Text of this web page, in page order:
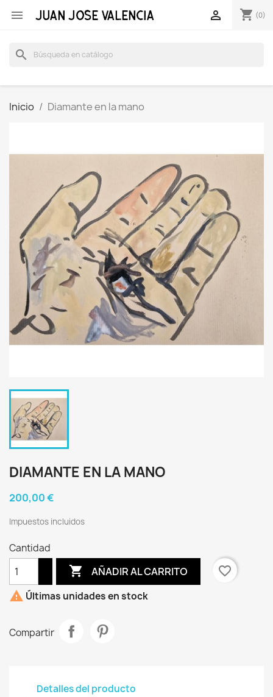
 shopping_cart (0)

search
Inicio Diamante en la mano
DIAMANTE EN LA MANO
200,00 €
Impuestos incluidos
Cantidad
 AÑADIR AL CARRITO
favorite_border
 Últimas unidades en stock
Compartir
Detalles del producto